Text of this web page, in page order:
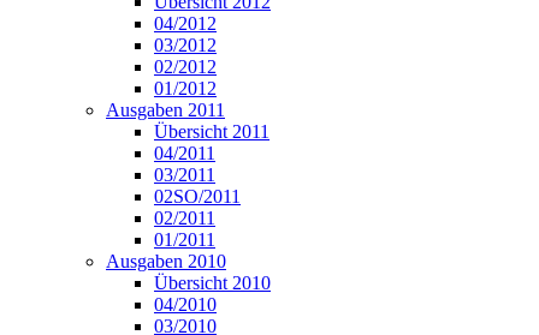
04/2012
03/2012
02/2012
01/2012
Ausgaben 2011
Übersicht 2011
04/2011
03/2011
02SO/2011
02/2011
01/2011
Ausgaben 2010
Übersicht 2010
04/2010
03/2010